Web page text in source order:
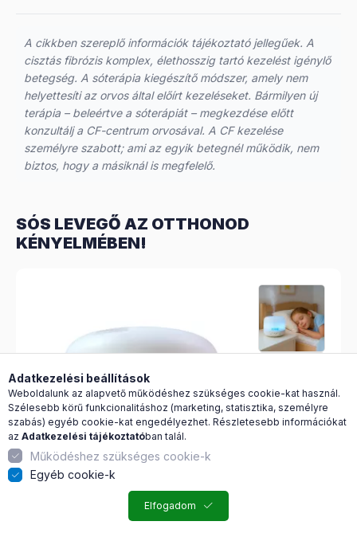
A cikkben szereplő információk tájékoztató jellegűek. A
cisztás fibrózis komplex, élethosszig tartó kezelést igénylő
betegség. A sóterápia kiegészítő módszer, amely nem
helyettesíti az orvos által előírt kezeléseket. Bármilyen új
terápia – beleértve a sóterápiát – megkezdése előtt
konzultálj a CF-centrum orvosával. A CF kezelése
személyre szabott; ami az egyik betegnél működik, nem
biztos, hogy a másiknál is megfelelő.
SÓS LEVEGŐ AZ OTTHONOD
KÉNYELMÉBEN!
SaltDome sóterápiás készülék
Adatkezelési beállítások
Weboldalunk az alapvető működéshez szükséges cookie-kat használ.
Szélesebb körű funkcionalitáshoz (marketing, statisztika, személyre
szabás) egyéb cookie-kat engedélyezhet. Részletesebb információkat
az Adatkezelési tájékoztatóban talál.
Működéshez szükséges cookie-k
Egyéb cookie-k
Elfogadom